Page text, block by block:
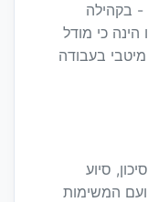
- בקהילה
כי מודל
מיטבי בעבודה
סיוע
המשימות